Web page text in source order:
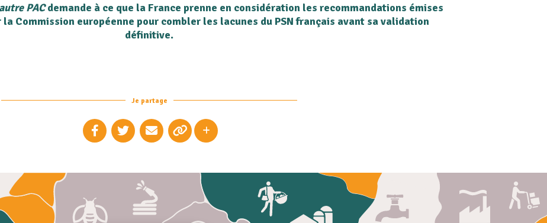
PACdemande à ce que la France prenne en considération les recommandations émises
Commission européenne pour combler les lacunes du PSN français avant sa validation
définitive.
Je partage